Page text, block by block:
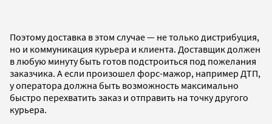
Поэтому доставка в этом случае — не только дистрибуция,
но и коммуникация курьера и клиента. Доставщик должен
в любую минуту быть готов подстроиться под пожелания
заказчика. А если произошел форс-мажор, например ДТП,
у оператора должна быть возможность максимально
быстро перехватить заказ и отправить на точку другого
курьера.